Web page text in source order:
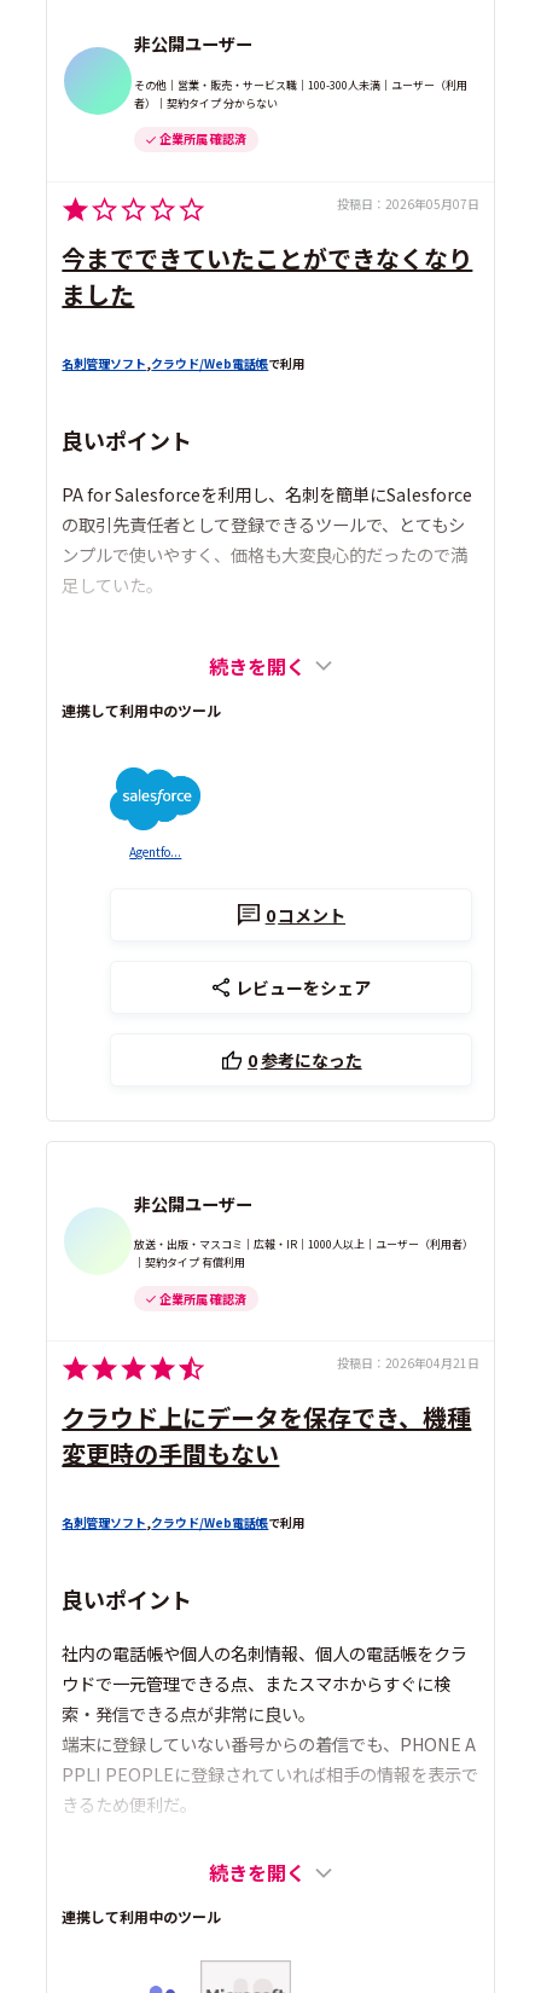
非公開ユーザー
その他｜営業・販売・サービス職｜100-300人未満｜ユーザー（利用
者）｜契約タイプ 分からない
企業所属 確認済
投稿日： 2026年05月07日
今までできていたことができなくなり
ました
名刺管理ソフト ,クラウド/Web電話帳で利用
良いポイント
PA for Salesforceを利用し、名刺を簡単にSalesforce
の取引先責任者として登録できるツールで、とてもシ
ンプルで使いやすく、価格も大変良心的だったので満
足していた。
続きを開く
連携して利用中のツール
Agentfo...
0コメント
レビューをシェア
0参考になった
非公開ユーザー
放送・出版・マスコミ｜広報・IR｜1000人以上｜ユーザー（利用者）
｜契約タイプ 有償利用
企業所属 確認済
投稿日： 2026年04月21日
クラウド上にデータを保存でき、機種
変更時の手間もない
名刺管理ソフト,クラウド/Web電話帳で利用
良いポイント
社内の電話帳や個人の名刺情報、個人の電話帳をクラ
ウドで一元管理できる点、またスマホからすぐに検
索・発信できる点が非常に良い。
端末に登録していない番号からの着信でも、PHONE A
PPLI PEOPLEに登録されていれば相手の情報を表示で
きるため便利だ。
続きを開く
連携して利用中のツール